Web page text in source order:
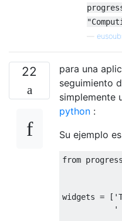
22
para una
seguimiento
simplemente
python :
Su ejemplo
from
widgets = [
'